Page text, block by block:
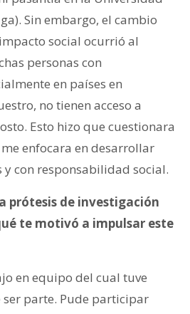
Sin embargo, el cambio
social ocurrió al
personas con
en países en
no tienen acceso a
Esto hizo que cuestionara
enfocara en desarrollar
y con responsabilidad social.
prótesis de investigación
te motivó a impulsar este
en equipo del cual tuve
parte. Pude participar